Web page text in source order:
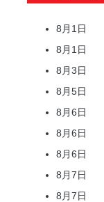
8月1日
8月1日
8月3日
8月5日
8月6日
8月6日
8月6日
8月7日
8月7日